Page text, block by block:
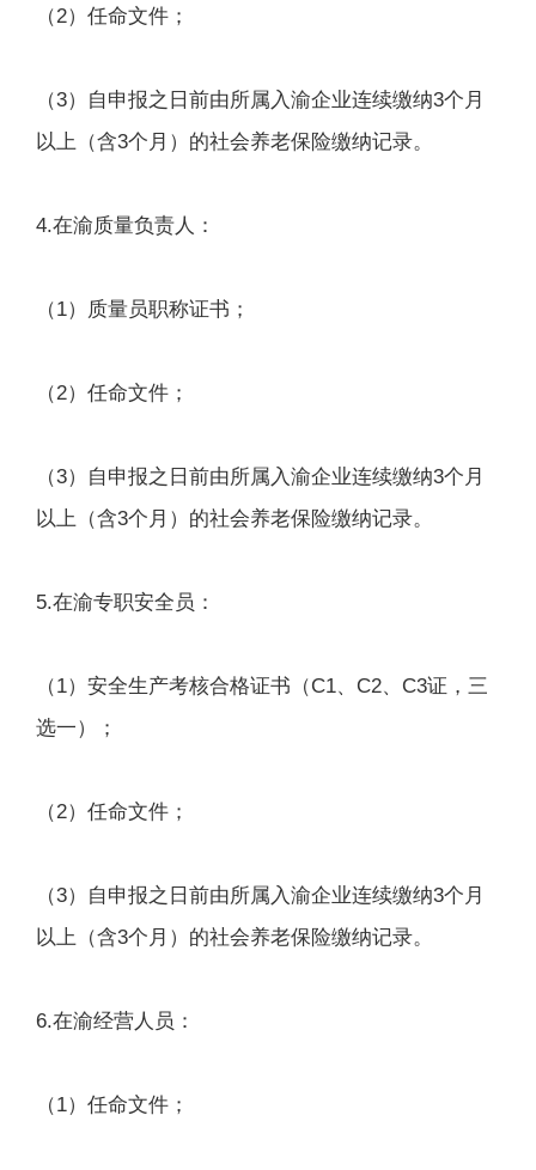
（2）任命文件；
（3）自申报之日前由所属入渝企业连续缴纳3个月
以上（含3个月）的社会养老保险缴纳记录。
4.在渝质量负责人：
（1）质量员职称证书；
（2）任命文件；
（3）自申报之日前由所属入渝企业连续缴纳3个月
以上（含3个月）的社会养老保险缴纳记录。
5.在渝专职安全员：
（1）安全生产考核合格证书（C1、C2、C3证，三
选一）；
（2）任命文件；
（3）自申报之日前由所属入渝企业连续缴纳3个月
以上（含3个月）的社会养老保险缴纳记录。
6.在渝经营人员：
（1）任命文件；